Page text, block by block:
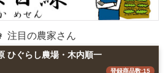
注目の農家さん
ひぐらし農場・木内順一
登録商品数:15